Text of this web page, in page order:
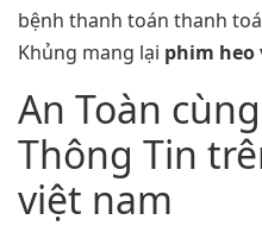
bệnh thanh toán thanh
Khủng mang lại phim heo
An Toàn
Thông Tin
việt nam